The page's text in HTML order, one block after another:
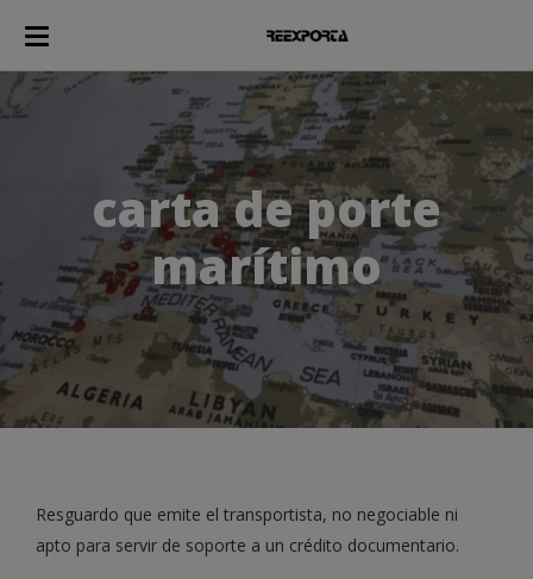
carta de porte
marítimo
Resguardo que emite el transportista, no negociable ni
apto para servir de soporte a un crédito documentario.